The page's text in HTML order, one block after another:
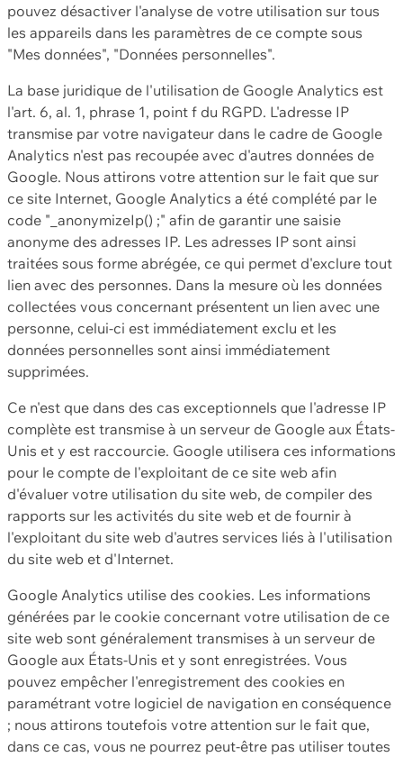
pouvez désactiver l'analyse de votre utilisation sur tous
les appareils dans les paramètres de ce compte sous
"Mes données", "Données personnelles".
La base juridique de l'utilisation de Google Analytics est
l'art. 6, al. 1, phrase 1, point f du RGPD. L'adresse IP
transmise par votre navigateur dans le cadre de Google
Analytics n'est pas recoupée avec d'autres données de
Google. Nous attirons votre attention sur le fait que sur
ce site Internet, Google Analytics a été complété par le
code "_anonymizeIp() ;" afin de garantir une saisie
anonyme des adresses IP. Les adresses IP sont ainsi
traitées sous forme abrégée, ce qui permet d'exclure tout
lien avec des personnes. Dans la mesure où les données
collectées vous concernant présentent un lien avec une
personne, celui-ci est immédiatement exclu et les
données personnelles sont ainsi immédiatement
supprimées.
Ce n'est que dans des cas exceptionnels que l'adresse IP
complète est transmise à un serveur de Google aux États-
Unis et y est raccourcie. Google utilisera ces informations
pour le compte de l'exploitant de ce site web afin
d'évaluer votre utilisation du site web, de compiler des
rapports sur les activités du site web et de fournir à
l'exploitant du site web d'autres services liés à l'utilisation
du site web et d'Internet.
Google Analytics utilise des cookies. Les informations
générées par le cookie concernant votre utilisation de ce
site web sont généralement transmises à un serveur de
Google aux États-Unis et y sont enregistrées. Vous
pouvez empêcher l'enregistrement des cookies en
paramétrant votre logiciel de navigation en conséquence
; nous attirons toutefois votre attention sur le fait que,
dans ce cas, vous ne pourrez peut-être pas utiliser toutes